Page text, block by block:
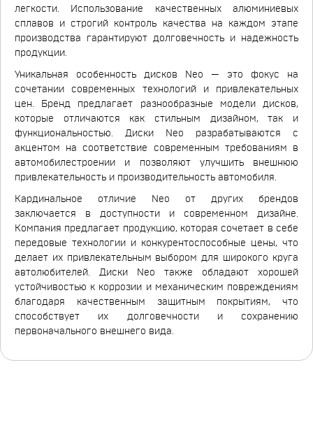
легкости. Использование качественных алюминиевых
сплавов и строгий контроль качества на каждом этапе
производства гарантируют долговечность и надежность
продукции.
Уникальная особенность дисков Neo — это фокус на
сочетании современных технологий и привлекательных
цен. Бренд предлагает разнообразные модели дисков,
которые отличаются как стильным дизайном, так и
функциональностью. Диски Neo разрабатываются с
акцентом на соответствие современным требованиям в
автомобилестроении и позволяют улучшить внешнюю
привлекательность и производительность автомобиля.
Кардинальное отличие Neo от других брендов
заключается в доступности и современном дизайне.
Компания предлагает продукцию, которая сочетает в себе
передовые технологии и конкурентоспособные цены, что
делает их привлекательным выбором для широкого круга
автолюбителей. Диски Neo также обладают хорошей
устойчивостью к коррозии и механическим повреждениям
благодаря качественным защитным покрытиям, что
способствует их долговечности и сохранению
первоначального внешнего вида.